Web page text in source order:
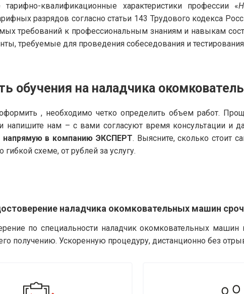
квалификационные характеристики профессии «
разрядов согласно статьи 143 Трудового кодекса
требований к профессиональным знаниям и навыкам
требуемые для проведения собеседования и
обучения на наладчика
, необходимо четко определить объем работ.
напишите нам – с вами согласуют время консультации и
напрямую в компанию ЭКСПЕРТ. Выясните, сколько стоит
гибкой схеме, от рублей за услугу.
наладчика окомковательных машин
по специальности наладчик окомковательных
получению. Ускоренную процедуру, дистанционно без